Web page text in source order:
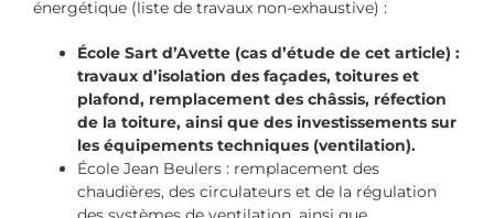
énergétique (liste de travaux non-exhaustive) :
École Sart d’Avette (cas d’étude de cet article) :
travaux d’isolation des façades, toitures et
plafond, remplacement des châssis, réfection
de la toiture, ainsi que des investissements sur
les équipements techniques (ventilation).
École Jean Beulers : remplacement des
chaudières, des circulateurs et de la régulation